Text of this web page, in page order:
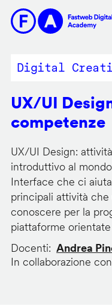
contenuto
Digital
UX/UI
competenze
UX/UI Design:
introduttivo al
Interface che ci
principali attività
conoscere per la
piattaforme
Docenti
Andrea
In collaborazione con